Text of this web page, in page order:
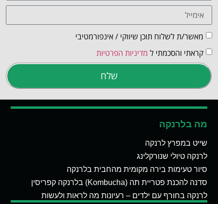
מאשר/ת לשלוח תוכן שיווקי / אינפורמטיבי
קראתי והסכמתי ל מדיניות הפרטיות
שלח
מה בלרנקה
שייט במפרץ לרנקה
לרנקה טיולי שנורקלינג
סיור טעימות בירה מקומית מהחבית בלרנקה
סדנה להכנת פטריית תה (Kombucha) בלרנקה קפריסין
לרנקה בחורף עם ילדים – רעיונות מה לראות ולעשות